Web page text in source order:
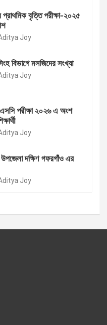
বৃত্তি পরীক্ষা-২০২৫
Joy
বিভাগে মসজিদের সংখ্যা
Joy
পরীক্ষা ২০২৬ এ অংশ
Joy
দক্ষিণ গফরগাঁও এর
Joy